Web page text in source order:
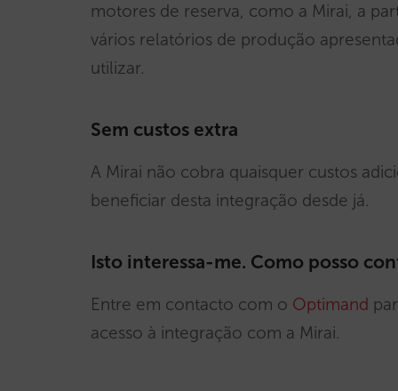
motores de reserva, como a Mirai, a
vários relatórios de produção
utilizar.
Sem custos extra
A Mirai não cobra quaisquer custos
beneficiar desta integração desde já.
Isto interessa-me. Como posso
Entre em contacto com o Optimand
acesso à integração com a Mirai.